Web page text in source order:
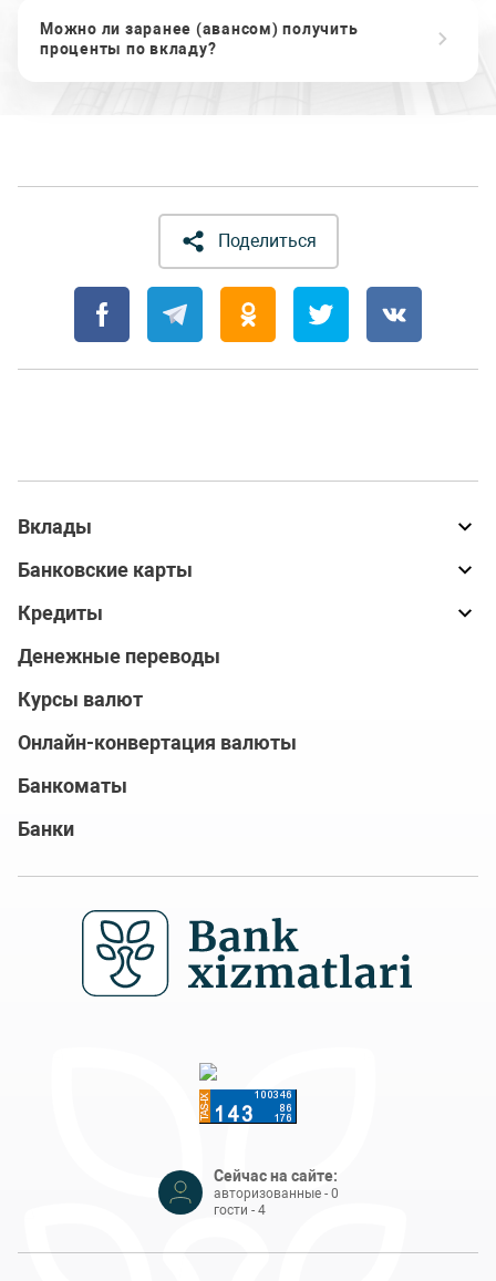
Можно ли заранее (авансом) получить
проценты по вкладу?
Поделиться
Вклады
Банковские карты
Кредиты
Денежные переводы
Курсы валют
Онлайн-конвертация валюты
Банкоматы
Банки
Сейчас на сайте:
авторизованные - 0
гости - 4